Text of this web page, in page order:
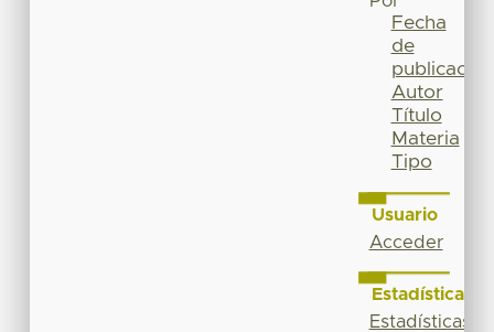
Fecha
de
publicación
Autor
Título
Materia
Tipo
Usuario
Acceder
Estadísticas
Estadísticas